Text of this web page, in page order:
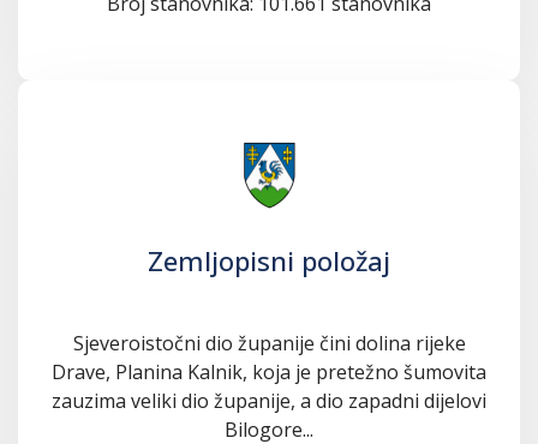
Zemljopisni položaj
Sjeveroistočni dio županije čini dolina rijeke
Drave, Planina Kalnik, koja je pretežno šumovita
zauzima veliki dio županije, a dio zapadni dijelovi
Bilogore...